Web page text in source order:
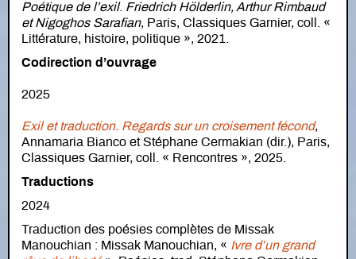
Poétique de l’exil. Friedrich Hölderlin, Arthur Rimbaud
et Nigoghos Sarafian, Paris, Classiques Garnier, coll. «
Littérature, histoire, politique », 2021.
Codirection d’ouvrage
2025
Exil et traduction. Regards sur un croisement fécond,
Annamaria Bianco et Stéphane Cermakian (dir.), Paris,
Classiques Garnier, coll. « Rencontres », 2025.
Traductions
2024
Traduction des poésies complètes de Missak
Manouchian : Missak Manouchian, « Ivre d’un grand